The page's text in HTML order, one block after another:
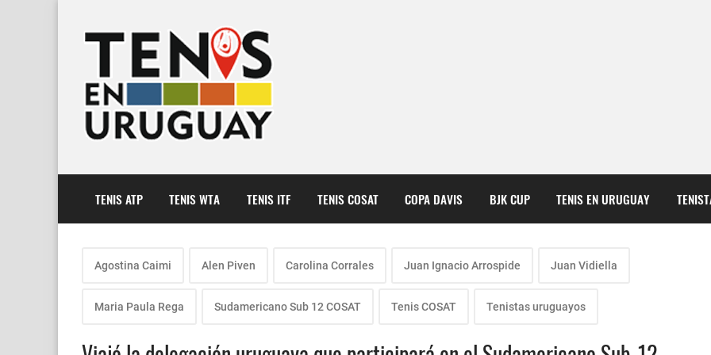
TENIS ATP TENIS WTA TENIS ITF TENIS COSAT COPA DAVIS BJK CUP TENIS EN URUGUAY
Agostina Caimi Alen Piven Carolina Corrales Juan Ignacio Arrospide Juan Vidiella
Maria Paula Rega Sudamericano Sub 12 COSAT Tenis COSAT Tenistas uruguayos